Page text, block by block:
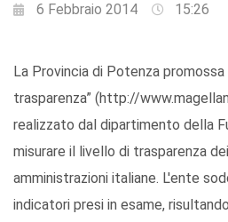
6 Febbraio 2014 15:26
La Provincia di Potenza
trasparenza” (http://
realizzato dal dipartimento della
misurare il livello di trasparenza
amministrazioni italiane. L'ente
indicatori presi in esame,